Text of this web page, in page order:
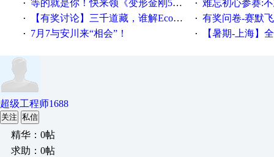
· 等的就是你！快来领《变形金刚5》观影券 · 难忘初心参赛:
· 【有奖讨论】三千道藏，谁解EcoStruxureMA领域之谜？ · 有奖问卷-赛默飞精细
· 7月7与安川来“相会”！ · 【暑期-上海】全国工业
超级工程师1688
关注 私信
精华：0帖
求助：0帖